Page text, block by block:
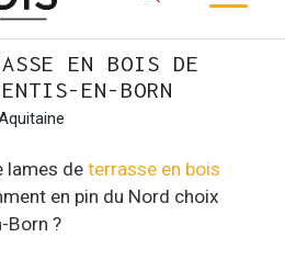
EN BOIS DE
EN-BORN
lames de terrasse en bois
en pin du Nord choix
Born ?